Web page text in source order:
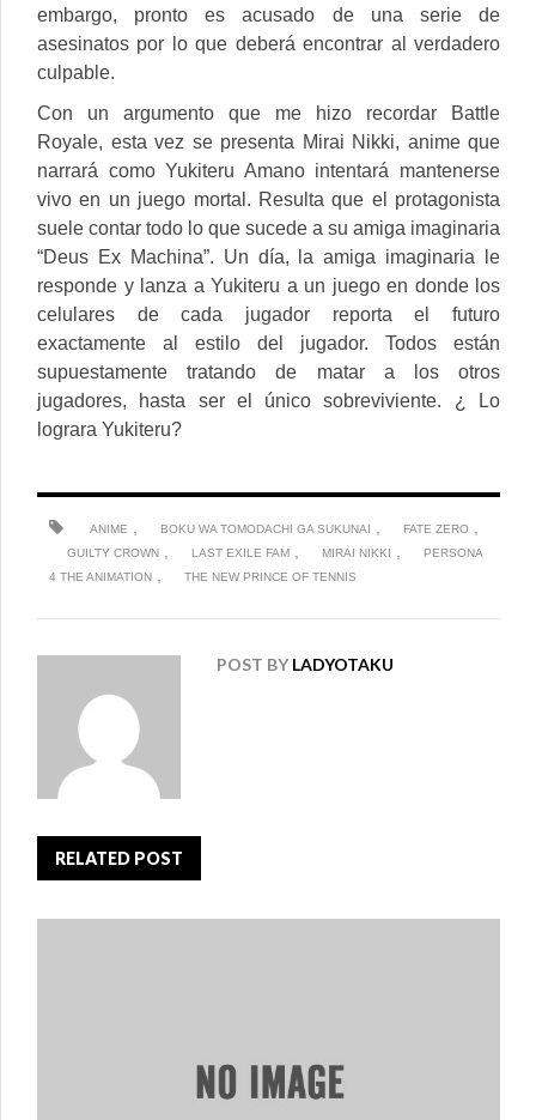
embargo, pronto es acusado de una serie de
asesinatos por lo que deberá encontrar al verdadero
culpable.
Con un argumento que me hizo recordar Battle
Royale, esta vez se presenta Mirai Nikki, anime que
narrará como Yukiteru Amano intentará mantenerse
vivo en un juego mortal. Resulta que el protagonista
suele contar todo lo que sucede a su amiga imaginaria
“Deus Ex Machina”. Un día, la amiga imaginaria le
responde y lanza a Yukiteru a un juego en donde los
celulares de cada jugador reporta el futuro
exactamente al estilo del jugador. Todos están
supuestamente tratando de matar a los otros
jugadores, hasta ser el único sobreviviente. ¿ Lo
lograra Yukiteru?
ANIME , BOKU WA TOMODACHI GA SUKUNAI , FATE ZERO ,
GUILTY CROWN , LAST EXILE FAM , MIRAI NIKKI ,
PERSONA
4 THE ANIMATION , THE NEW PRINCE OF TENNIS
POST BY LADYOTAKU
RELATED POST